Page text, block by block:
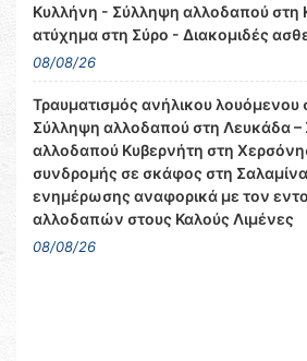
Κυλλήνη - Σύλληψη αλλοδαπού στη
ατύχημα στη Σύρο - Διακομιδές
08/08/26
Τραυματισμός ανήλικου λουόμενου
Σύλληψη αλλοδαπού στη Λευκάδα –
αλλοδαπού Κυβερνήτη στη
συνδρομής σε σκάφος στη Σαλαμίνα
ενημέρωσης αναφορικά με τον
αλλοδαπών στους Καλούς Λιμένες
08/08/26